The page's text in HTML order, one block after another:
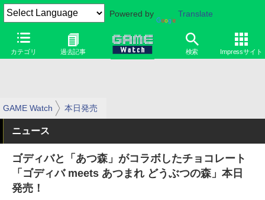
Powered by Translate
カテゴリ 過去記事 検索 Impressサイト
GAME Watch 本日発売
ニュース
ゴディバと「あつ森」がコラボしたチョコレート
「ゴディバ meets あつまれ どうぶつの森」本日
発売！